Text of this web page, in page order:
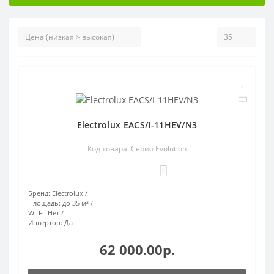
Electrolux EACS/I-11HEV/N3
Код товара: Серия Evolution
Бренд: Electrolux
Площадь: до 35 м²
Wi-Fi: Нет
Инвертор: Да
62 000.00р.